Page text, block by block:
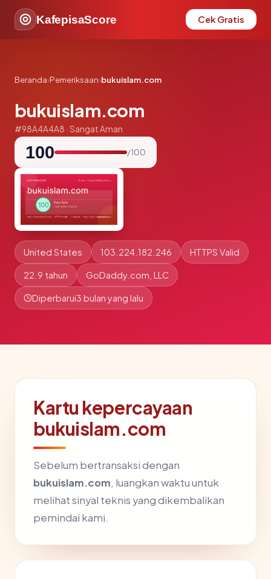
KafepisaScore Cek Gratis
Beranda›Pemeriksaan›bukuislam.com
bukuislam.com
#98A4A4A8 · Sangat Aman
100 / 100
United States 103.224.182.246 HTTPS Valid
22.9 tahun GoDaddy.com, LLC
Diperbarui3 bulan yang lalu
Kartu kepercayaan
bukuislam.com
Sebelum bertransaksi dengan
bukuislam.com, luangkan waktu untuk
melihat sinyal teknis yang dikembalikan
pemindai kami.